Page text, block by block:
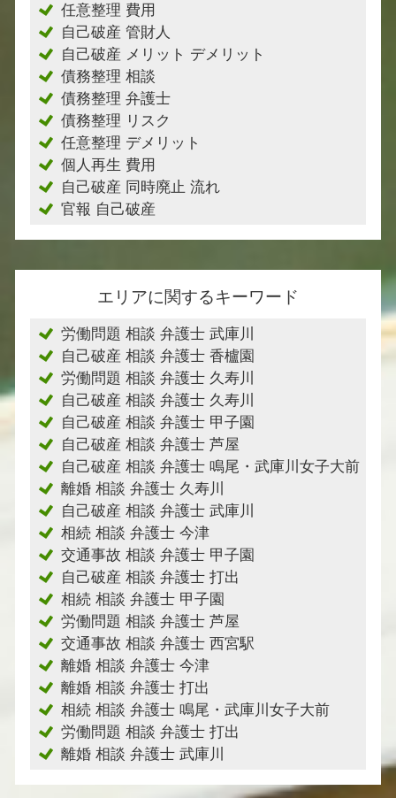
任意整理 費用
自己破産 管財人
自己破産 メリット デメリット
債務整理 相談
債務整理 弁護士
債務整理 リスク
任意整理 デメリット
個人再生 費用
自己破産 同時廃止 流れ
官報 自己破産
エリアに関するキーワード
労働問題 相談 弁護士 武庫川
自己破産 相談 弁護士 香櫨園
労働問題 相談 弁護士 久寿川
自己破産 相談 弁護士 久寿川
自己破産 相談 弁護士 甲子園
自己破産 相談 弁護士 芦屋
自己破産 相談 弁護士 鳴尾・武庫川女子大前
離婚 相談 弁護士 久寿川
自己破産 相談 弁護士 武庫川
相続 相談 弁護士 今津
交通事故 相談 弁護士 甲子園
自己破産 相談 弁護士 打出
相続 相談 弁護士 甲子園
労働問題 相談 弁護士 芦屋
交通事故 相談 弁護士 西宮駅
離婚 相談 弁護士 今津
離婚 相談 弁護士 打出
相続 相談 弁護士 鳴尾・武庫川女子大前
労働問題 相談 弁護士 打出
離婚 相談 弁護士 武庫川